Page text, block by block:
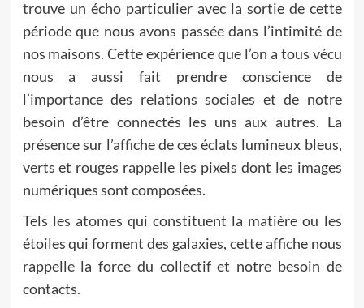
trouve un écho particulier avec la sortie de cette
période que nous avons passée dans l’intimité de
nos maisons. Cette expérience que l’on a tous vécu
nous a aussi fait prendre conscience de
l’importance des relations sociales et de notre
besoin d’être connectés les uns aux autres. La
présence sur l’affiche de ces éclats lumineux bleus,
verts et rouges rappelle les pixels dont les images
numériques sont composées.
Tels les atomes qui constituent la matière ou les
étoiles qui forment des galaxies, cette affiche nous
rappelle la force du collectif et notre besoin de
contacts.